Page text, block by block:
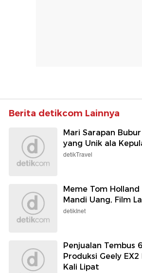
Berita detikcom Lainnya
Mari Sarapan
yang Unik ala
detikTravel
Meme Tom
Mandi Uang, Film
detikInet
Penjualan Tembus
Produksi Geely
Kali Lipat